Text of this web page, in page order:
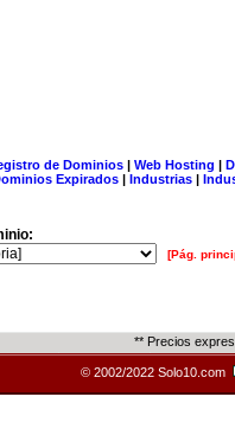
de Dominios| Web Hosting |
Expirados | Industrias |
[Pág.
** Precios
© 2002/2022 Solo10.com